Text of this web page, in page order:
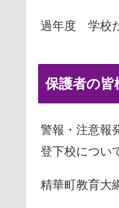
過年度 学校
保護者の皆
警報・注意報
登下校につい
精華町教育大